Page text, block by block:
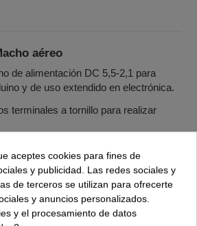
aéreo
de alimentación DC 5,5-2,1 para
y de uso extendido en electrónica.
terminales a tornillo para realizar
Accesorios
aceptes cookies para fines de
y publicidad. Las redes sociales y
de terceros se utilizan para ofrecerte
y anuncios personalizados.
y el procesamiento de datos